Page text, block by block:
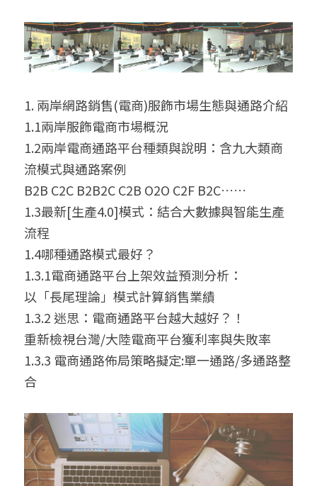
1. 兩岸網路銷售(電商)服飾市場生態與通路介紹
1.1兩岸服飾電商市場概況
1.2兩岸電商通路平台種類與說明：含九大類商
流模式與通路案例
B2B C2C B2B2C C2B O2O C2F B2C……
1.3最新[生產4.0]模式：結合大數據與智能生產
流程
1.4哪種通路模式最好？
1.3.1電商通路平台上架效益預測分析：
以「長尾理論」模式計算銷售業績
1.3.2 迷思：電商通路平台越大越好？！
重新檢視台灣/大陸電商平台獲利率與失敗率
1.3.3 電商通路佈局策略擬定:單一通路/多通路整
合